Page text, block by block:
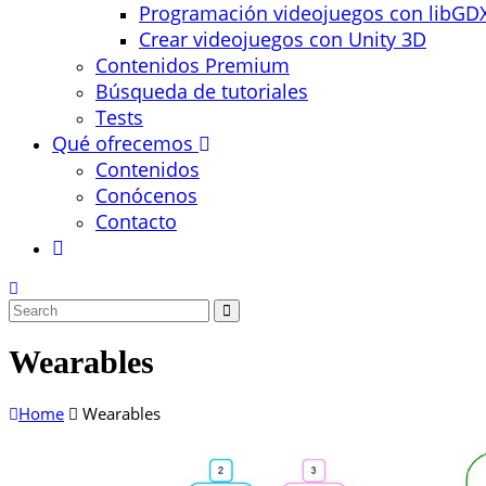
Programación videojuegos con
Crear videojuegos con Unity 3D
Contenidos Premium
Búsqueda de tutoriales
Tests
Qué ofrecemos
Contenidos
Conócenos
Contacto
Wearables
Home Wearables